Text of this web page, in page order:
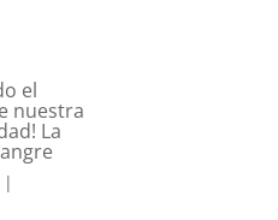
el
nuestra
La